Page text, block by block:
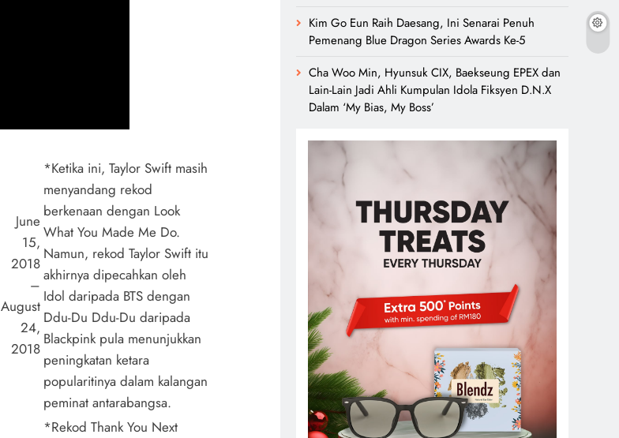
June
15,
2018
–
August
24,
2018
*Ketika ini, Taylor Swift masih
menyandang rekod
berkenaan dengan Look
What You Made Me Do.
Namun, rekod Taylor Swift itu
akhirnya dipecahkan oleh
Idol daripada BTS dengan
Ddu-Du Ddu-Du daripada
Blackpink pula menunjukkan
peningkatan ketara
popularitinya dalam kalangan
peminat antarabangsa.
*Rekod Thank You Next
Kim Go Eun Raih Daesang, Ini Senarai Penuh
Pemenang Blue Dragon Series Awards Ke-5
Cha Woo Min, Hyunsuk CIX, Baekseung EPEX dan
Lain-Lain Jadi Ahli Kumpulan Idola Fiksyen D.N.X
Dalam ‘My Bias, My Boss’